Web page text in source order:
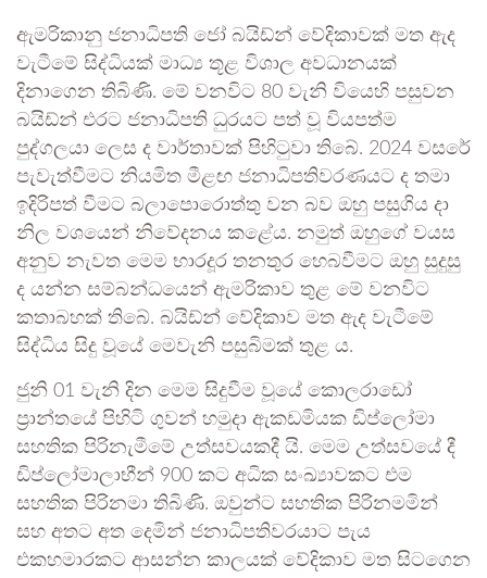
ඇමරිකානු ජනාධිපති ජෝ බයිඩ්න් වේදිකාවක් මත ඇද
වැටීමේ සිද්ධියක් මාධ්‍ය තූළ විශාල අවධානයක්
දිනාගෙන තිබිණි. මේ වනවිට 80 වැනි වියෙහි පසුවන
බයිඩ්න් එරට ජනාධිපති ධුරයට පත් වූ වියපත්ම
පුද්ගලයා ලෙස ද වාර්තාවක් පිහිටුවා තිබේ. 2024 වසරේ
පැවැත්වීමට නියමිත මීළඟ ජනාධිපතිවරණයට ද තමා
ඉදිරිපත් වීමට බලාපොරොත්තු වන බව ඔහු පසුගිය දා
නිල වශයෙන් නිවේදනය කළේය. නමුත් ඔහුගේ වයස
අනුව නැවත මෙම භාරදූර තනතුර හෙබවීමට ඔහු සුදුසු
ද යන්න සම්බන්ධයෙන් ඇමරිකාව තුළ මේ වනවිට
කතාබහක් තිබේ. බයිඩ්න් වේදිකාව මත ඇද වැටීමේ
සිද්ධිය සිදු වූයේ මෙවැනි පසුබිමක් තුළ ය.
ජුනි 01 වැනි දින මෙම සිදුවීම වූයේ කොලරාඩෝ
ප්‍රාන්තයේ පිහිටි ගුවන් හමුදා ඇකඩමියක ඩිප්ලෝමා
සහතික පිරිනැමීමේ උත්සවයකදී යි. මෙම උත්සවයේ දී
ඩිප්ලෝමාලාභීන් 900 කට අධික සංඛ්‍යාවකට එම
සහතික පිරිනමා තිබිණි. ඔවුන්ට සහතික පිරිනමමින්
සහ අතට අත දෙමින් ජනාධිපතිවරයාට පැය
එකහමාරකට ආසන්න කාලයක් වේදිකාව මත සිටගෙන